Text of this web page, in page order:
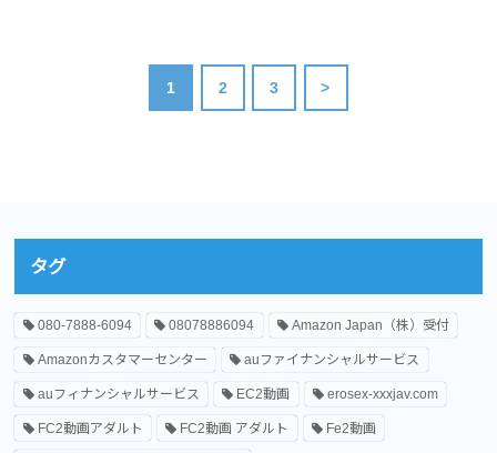
1 2 3 >
タグ
080-7888-6094 08078886094 Amazon Japan（株）受付
Amazonカスタマーセンター auファイナンシャルサービス
auフィナンシャルサービス EC2動画 erosex-xxxjav.com
FC2動画アダルト FC2動画 アダルト Fe2動画